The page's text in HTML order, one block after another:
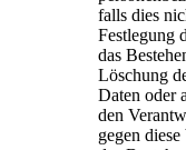
falls dies
Festlegung
das
Löschung
Daten oder
den
gegen